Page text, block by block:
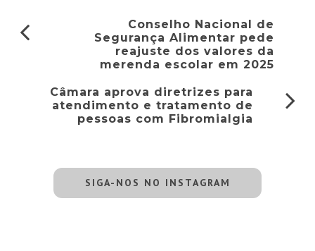
Conselho Nacional de
Segurança Alimentar pede
reajuste dos valores da
merenda escolar em 2025
Câmara aprova diretrizes para
atendimento e tratamento de
pessoas com Fibromialgia
SIGA-NOS NO INSTAGRAM